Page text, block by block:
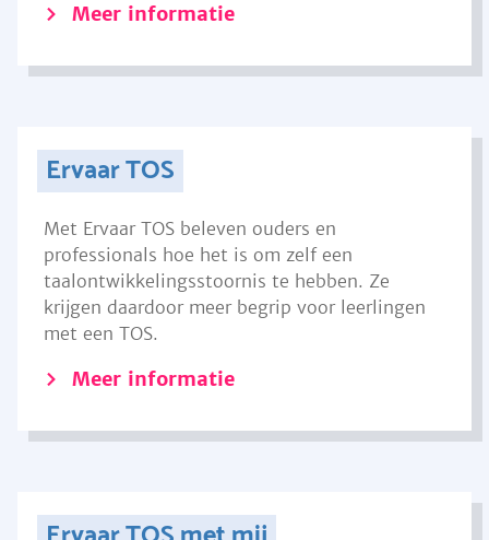
Meer informatie
Ervaar TOS
Met Ervaar TOS beleven ouders en
professionals hoe het is om zelf een
taalontwikkelingsstoornis te hebben. Ze
krijgen daardoor meer begrip voor leerlingen
met een TOS.
Meer informatie